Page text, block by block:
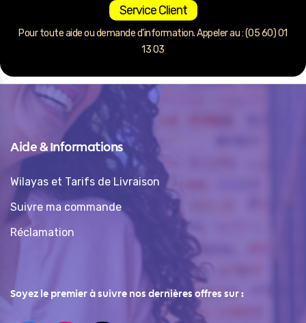
Service Client
Pour toute aide ou demande d’information. Appeler au : (05 60) 01
13 03
Aide & Informations
Wilayas et Tarifs de Livraison
Suivre ma commande
Réclamation
Soyez le premier à suivre nos dernières offres sur :